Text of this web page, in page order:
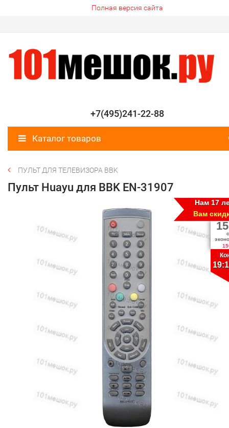
Полная версия сайта
+7(495)241-22-88
Каталог товаров
ПУЛЬТ ДЛЯ ТЕЛЕВИЗОРА BBK
Пульт Huayu для BBK EN-31907
Нам 17
Вам
15